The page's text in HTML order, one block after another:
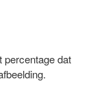
percentage dat